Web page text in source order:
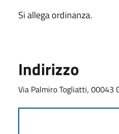
Si allega ordinanza.
Indirizzo
Via Palmiro Togliatti, 00043